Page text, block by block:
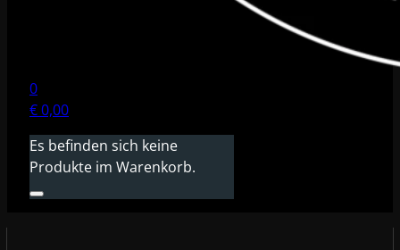
0
€0,00
Es befinden sich keine
Produkte im Warenkorb.